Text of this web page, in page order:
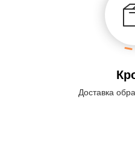
Доставка